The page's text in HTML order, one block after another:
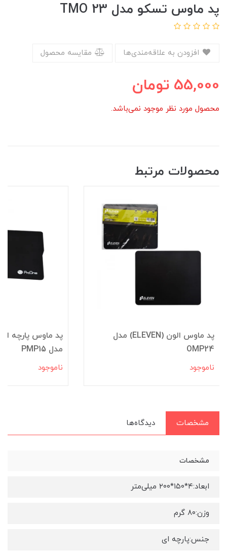
پد ماوس تسکو مدل TMO 23
مقایسه محصول
55,000 تومان
محصول مورد نظر موجود نمی‌باشد.
محصولات مرتبط
پد ماوس الون (ELEVEN) مدل
OMP24
ناموجود
مدل PMP15
ناموجود
مشخصات دیدگاه‌ها
مشخصات
ابعاد:۴*۱۵۰*۲۰۰ میلی‌متر
وزن:۸۰ گرم
جنس:پارچه ای